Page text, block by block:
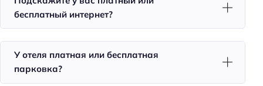
Тренажёрный зал
Спорт: теннисный корт
Спорт: футбол
бесплатный интернет?
У отеля платная или бесплатная
парковка?